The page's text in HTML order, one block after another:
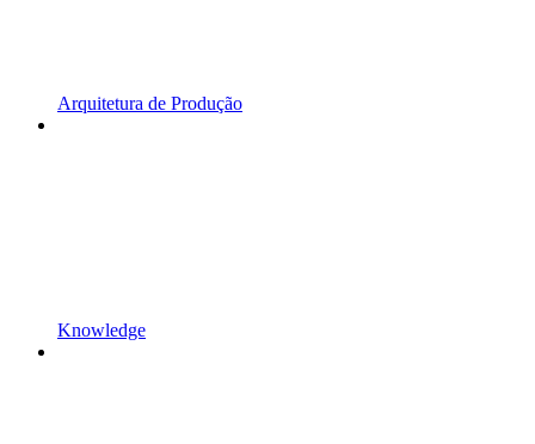
Arquitetura de Produção
Knowledge